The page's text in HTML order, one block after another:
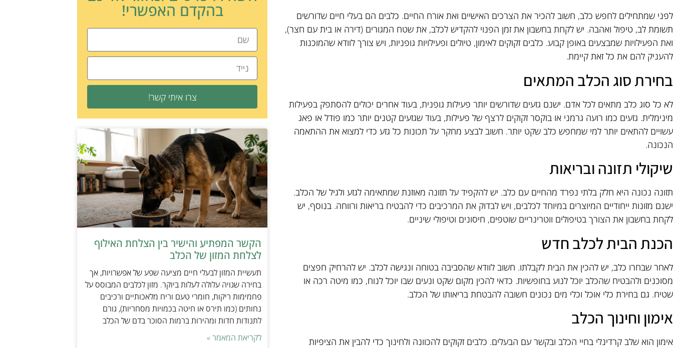
לפני שמתחילים לחפש כלב, חשוב להכיר את הצרכים האישיים ואת אורח החיים. כלבים הם בעלי חיים שדורשים
תשומת לב, טיפול ואהבה. יש לקחת בחשבון את זמן הפנוי להקדיש לכלב, את שטח המגורים (דירה או בית עם חצר),
ואת הפעילויות שמבצעים באופן קבוע. כלבים זקוקים לאימון, טיולים ופעילויות גופניות, ויש צורך לוודא שהמוכנות
להעניק להם את כל זאת קיימת.
בחירת סוג הכלב המתאים
לא כל סוג כלב מתאים לכל אדם. ישנם גזעים שדורשים יותר פעילות גופנית, בעוד אחרים יכולים להסתפק בפעילות
מינימלית. גזעים כמו רועה גרמני או בוקסר זקוקים לרצף של פעילות, בעוד שגזעים קטנים יותר כמו פודל או פאג
עשויים להתאים יותר למי שמחפש כלב שקט יותר. חשוב לבצע מחקר על תכונות כל גזע כדי למצוא את ההתאמה
הנכונה.
שיקולי תזונה ובריאות
תזונה נכונה היא חלק בלתי נפרד מהחיים עם כלב. יש להקפיד על תזונה מאוזנת שמתאימה לגזע ולגיל של הכלב.
ישנם מזונות ייחודיים המיוצרים במיוחד לכלבים, ויש לבדוק את המרכיבים כדי להבטיח בריאות ורווחה. בנוסף, יש
לקחת בחשבון את הצורך בטיפולים ווטרינריים שוטפים, חיסונים וטיפולי שיניים.
הכנת הבית לכלב חדש
לאחר שבחרו כלב, יש להכין את הבית לקבלתו. חשוב לוודא שהסביבה בטוחה ונגישה לכלב. יש להרחיק חפצים
מסוכנים ולהבטיח שהכלב יוכל לנוע בחופשיות. כדאי להכין מקום שקט ונעים שבו יוכל לנוח, כמו מיטה רכה או
שטיח. גם בחירת כלי אוכל וכלי מים נכונים חשובה להבטחת בריאותו של הכלב.
אימון וחינוך הכלב
אימון הוא שלב קרדינלי בחיי הכלב ובקשר עם הבעלים. כלבים זקוקים להכוונה ולחינוך כדי להבין את הציפיות
בהקדם האפשרי!
צרו איתי קשר!
הקשר המפתיע והישיר בין הצלחת האילוף
לצלחת המזון של הכלב
תעשיית המזון לבעלי חיים מציעה שפע של אפשרויות, אך
בחירה שגויה עלולה לעלות ביוקר. מזון לכלבים המבוסס על
פחמימות ריקות, חומרי טעם וריח מלאכותיים ורכיבים
נחותים (כמו תירס או חיטה בכמויות מסחריות), גורם
לתנודות חדות ומהירות ברמות הסוכר בדם של הכלב
לקריאת המאמר »